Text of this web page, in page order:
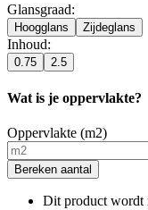
Glansgraad:
Hoogglans Zijdeglans
Inhoud:
0.75 2.5
Wat is je oppervlakte?
Oppervlakte (m2)
Bereken aantal
Dit product wordt